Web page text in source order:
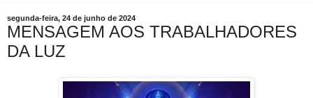
segunda-feira, 24 de junho de 2024
MENSAGEM AOS TRABALHADORES
DA LUZ